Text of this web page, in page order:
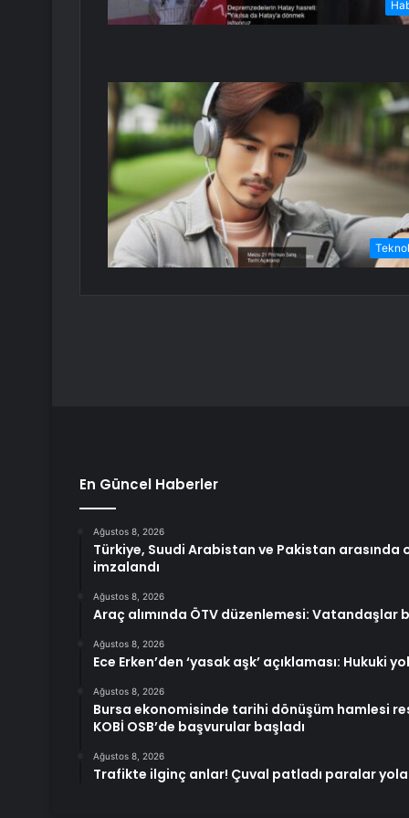
En Güncel Haberler
Ağustos 8, 2026
Türkiye, Suudi Arabistan ve Pakistan arasında
imzalandı
Ağustos 8, 2026
Araç alımında ÖTV düzenlemesi: Vatandaşlar
Ağustos 8, 2026
Ece Erken’den ‘yasak aşk’ açıklaması: Hukuki
Ağustos 8, 2026
Bursa ekonomisinde tarihi dönüşüm hamlesi
KOBİ OSB’de başvurular başladı
Ağustos 8, 2026
Trafikte ilginç anlar! Çuval patladı paralar yola